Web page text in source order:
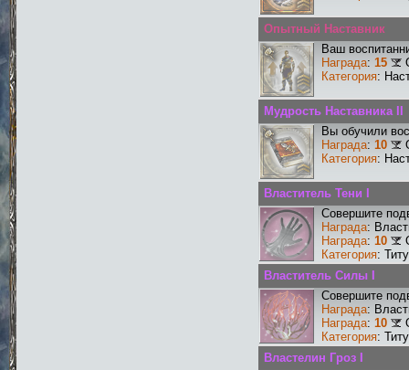
Опытный Наставник
Ваш
Награда: 15
Категория:
Мудрость Наставника II
Вы обучили
Награда: 10
Категория:
Властитель Тени I
Совершите
Награда:
Награда: 10
Категория:
Властитель Силы I
Совершите
Награда:
Награда: 10
Категория:
Властелин Гроз I